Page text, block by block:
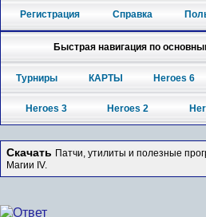
Регистрация Справка
Быстрая навигация по
Турниры КАРТЫ Heroes 6
Heroes 3 Heroes 2
Скачать Патчи, утилиты и полезные
Магии IV.